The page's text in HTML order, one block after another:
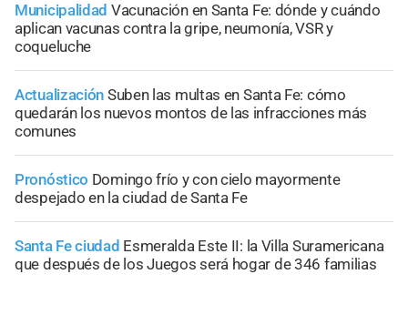
Municipalidad Vacunación en Santa Fe: dónde y cuándo
aplican vacunas contra la gripe, neumonía, VSR y
coqueluche
Actualización Suben las multas en Santa Fe: cómo
quedarán los nuevos montos de las infracciones más
comunes
Pronóstico Domingo frío y con cielo mayormente
despejado en la ciudad de Santa Fe
Santa Fe ciudad Esmeralda Este II: la Villa Suramericana
que después de los Juegos será hogar de 346 familias